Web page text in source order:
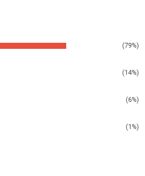
(79%)
(14%)
(6%)
(1%)